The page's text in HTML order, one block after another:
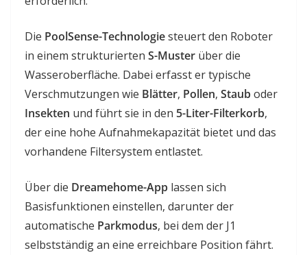
Die PoolSense-Technologiesteuert den Roboter
in einem strukturierten S-Muster über die
Wasseroberfläche. Dabei erfasst er typische
Verschmutzungen wie Blätter, Pollen, Stauboder
Insekten und führt sie in den 5-Liter-Filterkorb,
der eine hohe Aufnahmekapazität bietet und das
vorhandene Filtersystem entlastet.
Über die Dreamehome-App lassen sich
Basisfunktionen einstellen, darunter der
automatische Parkmodus, bei dem der J1
selbstständig an eine erreichbare Position fährt.